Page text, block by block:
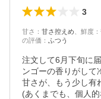
3
甘さ ： 甘さ控えめ 鮮度 ：
の評価 ： ふつう
注文して6月下旬に
ンゴーの香りがして
甘さが、もう少し有
(あくまでも、個人